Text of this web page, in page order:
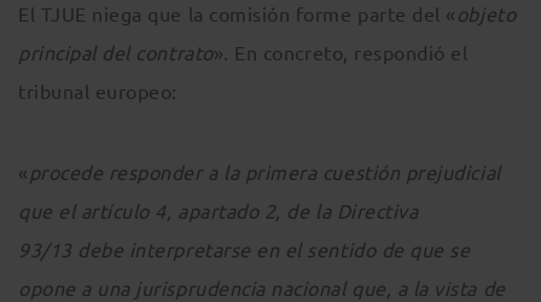
El TJUE niega que la comisión forme parte del « objeto
principal del contrato». En concreto, respondió el
tribunal europeo:
« procede responder a la primera cuestión prejudicial
que el artículo 4, apartado 2, de la Directiva
93/13 debe interpretarse en el sentido de que se
opone a una jurisprudencia nacional que, a la vista de